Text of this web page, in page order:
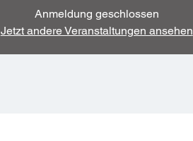
Anmeldung geschlossen
Jetzt andere Veranstaltungen ansehen